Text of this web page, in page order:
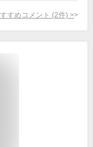
すめコメント (2件) >